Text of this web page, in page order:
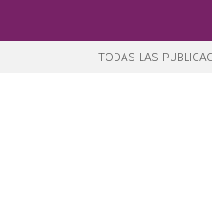
TODAS LAS